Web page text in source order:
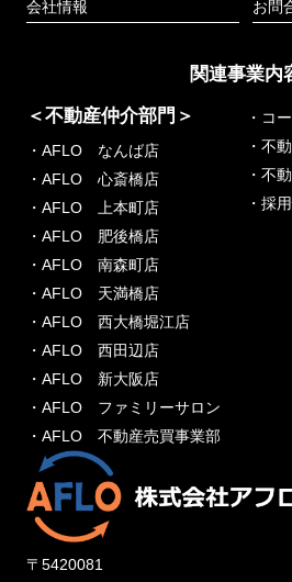
会社情報 お問
関連事業内
＜不動産仲介部門＞
・AFLO なんば店
・AFLO 心斎橋店
・AFLO 上本町店
・AFLO 肥後橋店
・AFLO 南森町店
・AFLO 天満橋店
・AFLO 西大橋堀江店
・AFLO 西田辺店
・AFLO 新大阪店
・AFLO ファミリーサロン
・AFLO 不動産売買事業部
・コ
・不
・不
・採
〒5420081